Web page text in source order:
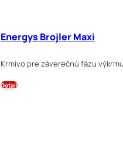
Energys Brojler Maxi
Krmivo pre záverečnú fázu
Detail